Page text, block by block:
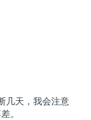
几天，我会注意
。